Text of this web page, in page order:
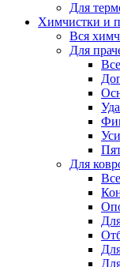
Для
Химчистки и
Вся
Для
Для